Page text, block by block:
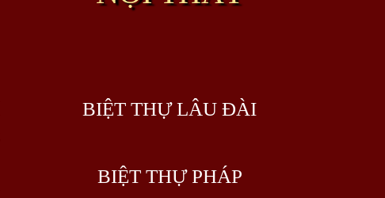
BIỆT THỰ LÂU ĐÀI
BIỆT THỰ PHÁP